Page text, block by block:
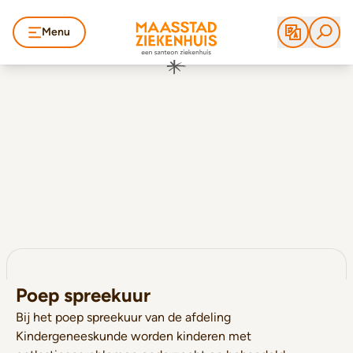
Menu
Poep spreekuur
Bij het poep spreekuur van de afdeling
Kindergeneeskunde worden kinderen met